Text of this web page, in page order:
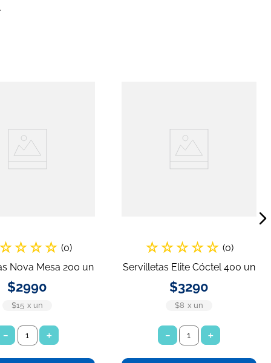
☆☆☆☆ (0)
Nova Mesa 200 un
$2990
$15 x un
＋
－
☆☆☆☆☆ (0)
Servilletas Elite Cóctel 400 un
$3290
$8 x un
＋
－